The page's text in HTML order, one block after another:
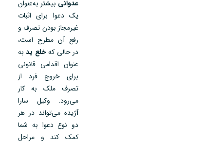
عدوانی بیشتر به‌عنوان
یک دعوا برای اثبات
غیرمجاز بودن تصرف و
رفع آن مطرح است،
در حالی کهخلع یدبه
عنوان اقدامی قانونی
برای خروج فرد از
تصرف ملک به کار
می‌رود. وکیل سارا
آژیده می‌تواند در هر
دو نوع دعوا به شما
کمک کند و مراحل